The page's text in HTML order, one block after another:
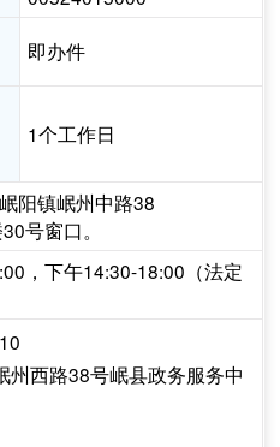
即办件
1个工作日
阳镇岷州中路38
号窗口。
，下午14:30-18:00（法定
州西路38号岷县政务服务中